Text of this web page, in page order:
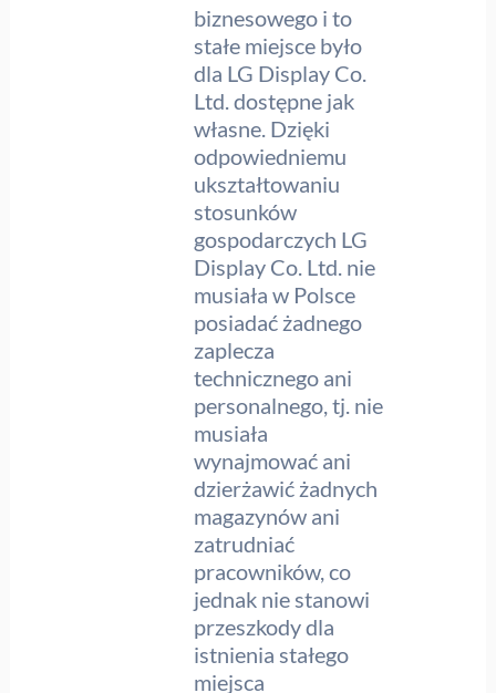
biznesowego i to
stałe miejsce było
dla LG Display Co.
Ltd. dostępne jak
własne. Dzięki
odpowiedniemu
ukształtowaniu
stosunków
gospodarczych LG
Display Co. Ltd. nie
musiała w Polsce
posiadać żadnego
zaplecza
technicznego ani
personalnego, tj. nie
musiała
wynajmować ani
dzierżawić żadnych
magazynów ani
zatrudniać
pracowników, co
jednak nie stanowi
przeszkody dla
istnienia stałego
miejsca